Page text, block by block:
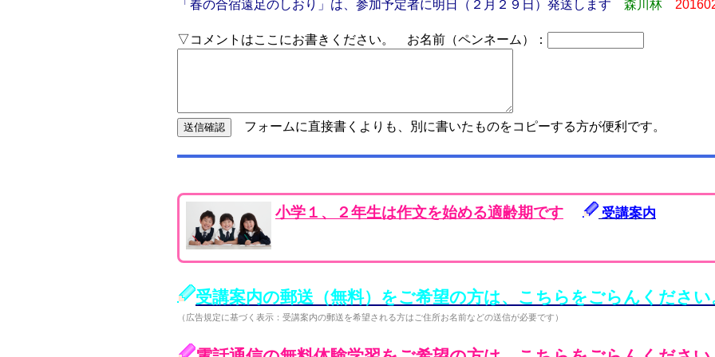
「春の合宿遠足のしおり」は、参加予定者に明日（２月２９日）発送します 森川林
▽コメントはここにお書きください。 お名前（ペンネーム）：
フォームに直接書くよりも、別に書いたものをコピーする方が便利です。
小学１、２年生は作文を始める適齢期です 受講案内
受講案内の郵送（無料）をご希望の方は、こちらをごらんください
（広告規定に基づく表示：受講案内の郵送を希望される方はご住所お名前などの送信が必要です）